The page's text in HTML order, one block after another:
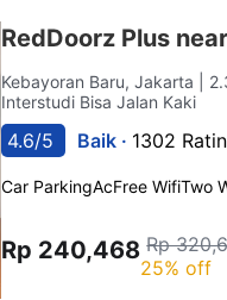
RedDoorz Plus
Kebayoran Baru, Jakarta
|
Interstudi Bisa Jalan Kaki
4.6/5 Baik · 1302
Car ParkingAcFree WifiTwo
Rp 240,468 Rp
25% off